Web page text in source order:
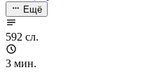
Ещё
592 сл.
3 мин.